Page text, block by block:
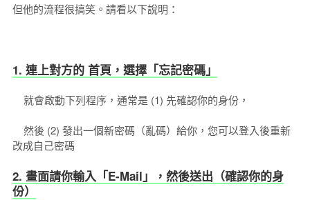
但他的流程很搞笑。請看以下說明：
1. 連上對方的 首頁，選擇「忘記密碼」
就會啟動下列程序，通常是 (1) 先確認你的身份，
然後 (2) 發出一個新密碼（亂碼）給你，您可以登入後重新
改成自己密碼
2. 畫面請你輸入「E-Mail」，然後送出（確認你的身
份）